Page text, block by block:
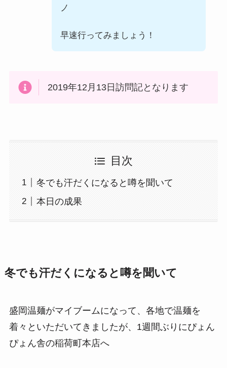
ノ
早速行ってみましょう！
2019年12月13日訪問記となります
目次
冬でも汗だくになると噂を聞いて
本日の成果
冬でも汗だくになると噂を聞いて
盛岡温麺がマイブームになって、各地で温麺を
着々といただいてきましたが、1週間ぶりにぴょん
ぴょん舎の稲荷町本店へ